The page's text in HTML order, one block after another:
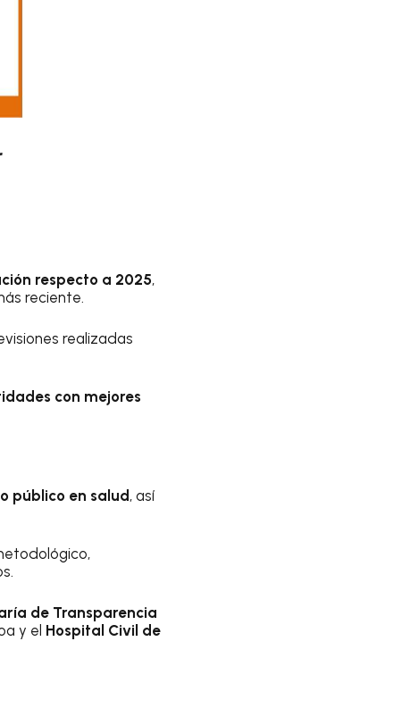
respecto a 2025,
reciente.
realizadas
con mejores
público en salud, así
de Transparencia
y el Hospital Civil de